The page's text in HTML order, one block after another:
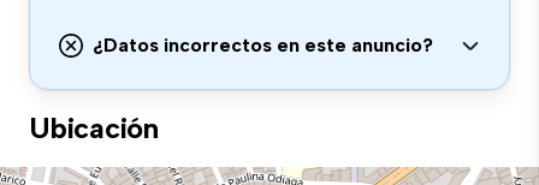
¿Datos incorrectos en este anuncio?
Ubicación